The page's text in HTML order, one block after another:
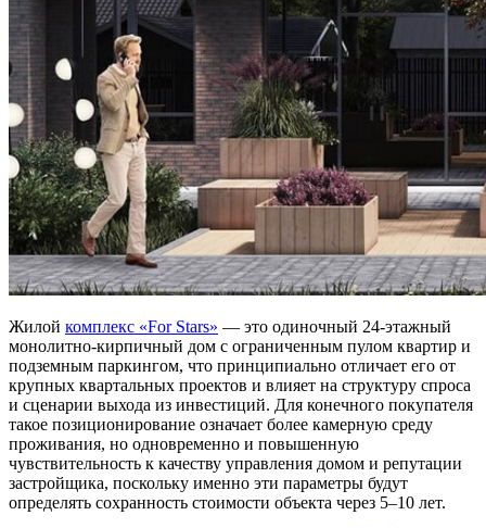
Жилой комплекс «For Stars» — это одиночный 24-этажный
монолитно-кирпичный дом с ограниченным пулом квартир и
подземным паркингом, что принципиально отличает его от
крупных квартальных проектов и влияет на структуру спроса
и сценарии выхода из инвестиций. Для конечного покупателя
такое позиционирование означает более камерную среду
проживания, но одновременно и повышенную
чувствительность к качеству управления домом и репутации
застройщика, поскольку именно эти параметры будут
определять сохранность стоимости объекта через 5–10 лет.